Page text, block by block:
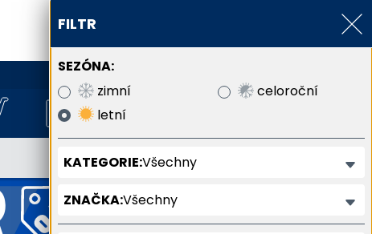
800 800 900
FILTR
SEZÓNA:
zimní
letní
celoroční
KATEGORIE:Všechny
ZNAČKA:Všechny